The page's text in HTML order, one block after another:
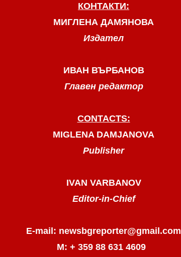
КОНТАКТИ:
МИГЛЕНА ДАМЯНОВА
Издател
ИВАН ВЪРБАНОВ
Главен редактор
CONTACTS:
MIGLENA DAMJANOVA
Publisher
IVAN VARBANOV
Editor-in-Chief
E-mail: newsbgreporter@gmail.com
М: + 359 88 631 4609